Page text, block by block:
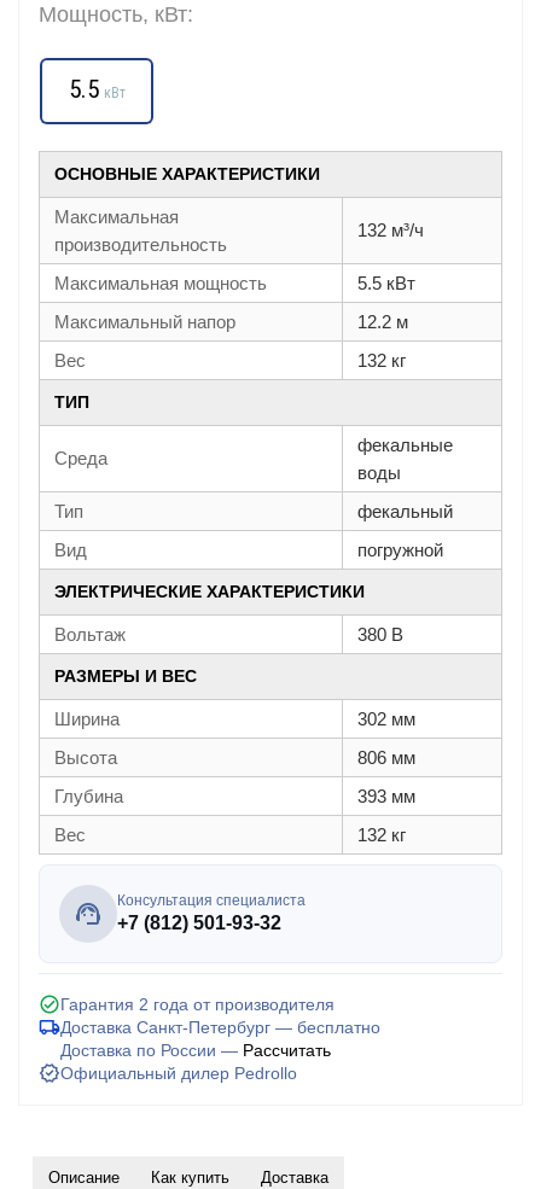
Мощность, кВт:
5.5 кВт
ОСНОВНЫЕ ХАРАКТЕРИСТИКИ
Максимальная
производительность
132 м³/ч
Максимальная мощность
5.5 кВт
Максимальный напор
12.2 м
Вес
132 кг
ТИП
Среда
фекальные
воды
Тип
фекальный
Вид
погружной
ЭЛЕКТРИЧЕСКИЕ ХАРАКТЕРИСТИКИ
Вольтаж 380 В
РАЗМЕРЫ И ВЕС
Ширина
302 мм
Высота
806 мм
Глубина
393 мм
Вес
132 кг
Консультация специалиста
+7 (812) 501-93-32
Гарантия 2 года от производителя
Доставка Санкт-Петербург — бесплатно
Доставка по России — Рассчитать
Официальный дилер Pedrollo
Описание Как купить Доставка